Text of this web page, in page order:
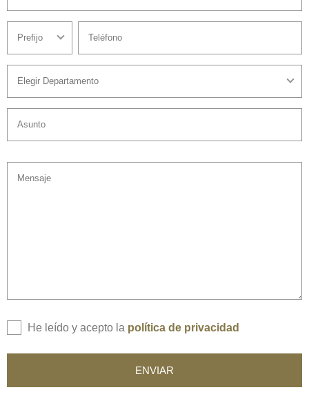
Prefijo Teléfono
Elegir Departamento
Asunto
Mensaje
He leído y acepto la política de privacidad
ENVIAR